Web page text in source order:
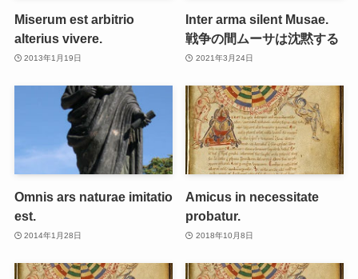
Miserum est arbitrio
alterius vivere.
2013年1月19日
Inter arma silent Musae.
戦争の間ムーサは沈黙する
2021年3月24日
Omnis ars naturae imitatio
est.
2014年1月28日
Amicus in necessitate
probatur.
2018年10月8日